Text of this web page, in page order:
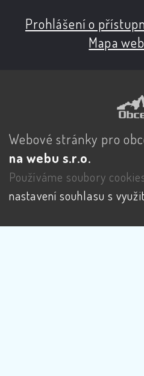
Prohlášení o
Mapa
Webové stránky pro
na webu s.r.o.
Používáme soubory
nastavení souhlasu s